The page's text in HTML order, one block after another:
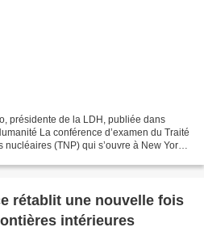
présidente de la LDH, publiée dans
La conférence d’examen du Traité
(TNP) qui s’ouvre à New York,
rétablit une nouvelle fois
intérieures